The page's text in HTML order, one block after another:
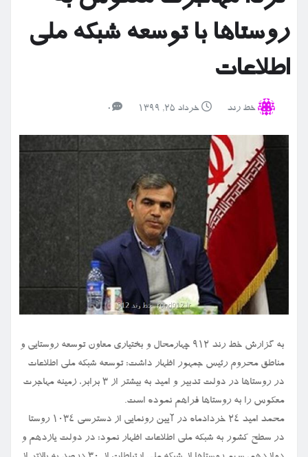
روستاها با توسعه شبکه ملی
اطلاعات
خط رند خرداد ۲۵, ۱۳۹۹ 0
به گزارش خط رند ۹۱۲ چهارمحال و بختیاری معاون توسعه روستایی و
مناطق محروم رئیس جمهور اظهار داشت: توسعه شبکه ملی اطلاعات
در روستاها در دولت تدبیر و امید به بیشتر از ۳ برابر، زمینه مهاجرت
معکوس را به روستاها فراهم نموده است.
محمد امید ۲۴ خردادماه در آیین رونمایی از دسترسی ۱۰۳۴ روستا
در سطح کشور به شبکه ملی اطلاعات اظهار نمود: در دولت یازدهم و